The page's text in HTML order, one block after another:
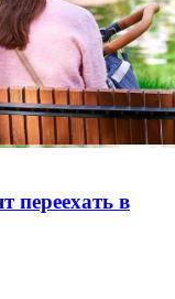
переехать в